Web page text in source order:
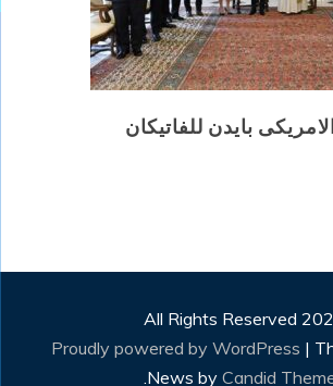
بايدن للفاتيكان
All Rights Reserved
Proudly powered by WordPress |
News by Candid
.